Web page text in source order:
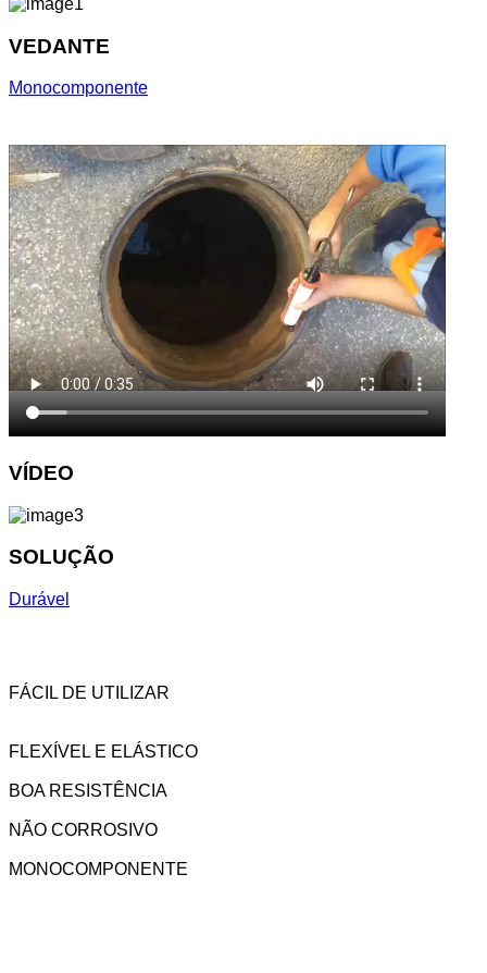
VEDANTE
Monocomponente
VÍDEO
SOLUÇÃO
Durável
FÁCIL DE UTILIZAR
FLEXÍVEL E ELÁSTICO
BOA RESISTÊNCIA
NÃO CORROSIVO
MONOCOMPONENTE